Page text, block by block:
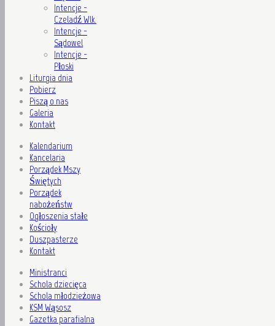
Intencje -
Czeladź Wlk.
Intencje -
Sądowel
Intencje -
Płoski
Liturgia dnia
Pobierz
Piszą o nas
Galeria
Kontakt
Kalendarium
Kancelaria
Porządek Mszy
Świętych
Porządek
nabożeństw
Ogłoszenia stałe
Kościoły
Duszpasterze
Kontakt
Ministranci
Schola dziecięca
Schola młodzieżowa
KSM Wąsosz
Gazetka parafialna